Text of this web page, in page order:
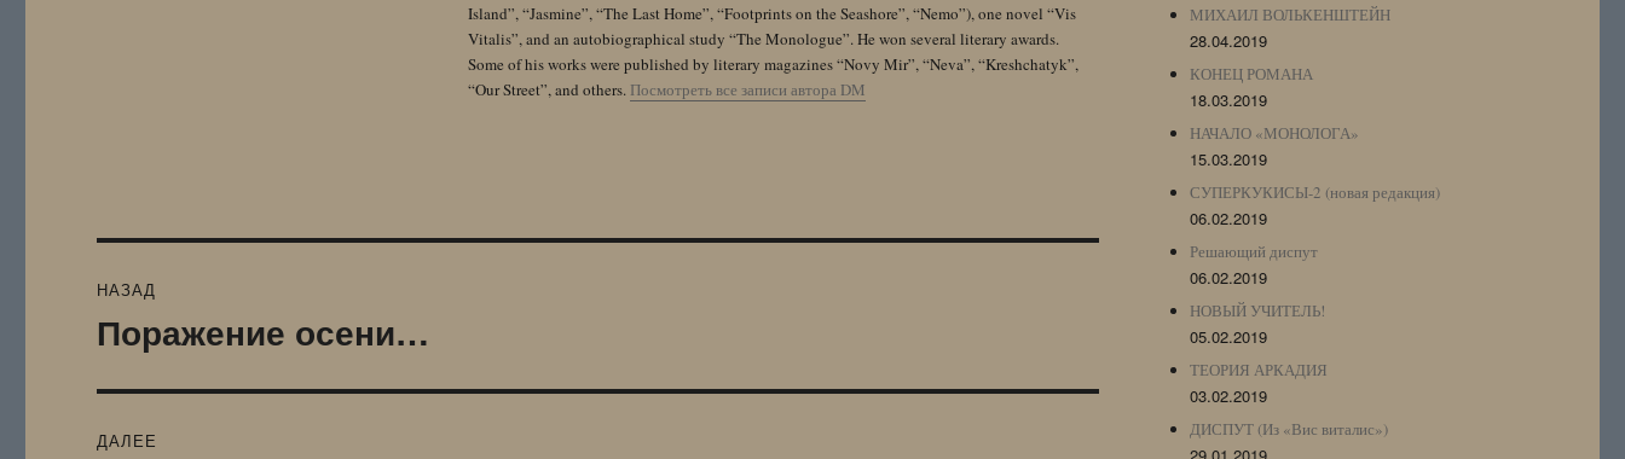
Island”, “Jasmine”, “The Last Home”, “Footprints on the Seashore”, “Nemo”), one novel “Vis
Vitalis”, and an autobiographical study “The Monologue”. He won several literary awards.
Some of his works were published by literary magazines “Novy Mir”, “Neva”, “Kreshchatyk”,
“Our Street”, and others. Посмотреть все записи автора DM
по
НАЗАД
Предыдущая
запись:
Поражение осени…
ДАЛЕЕ
МИХАИЛ ВОЛЬКЕНШТЕЙН
28.04.2019
КОНЕЦ РОМАНА
18.03.2019
НАЧАЛО «МОНОЛОГА»
15.03.2019
СУПЕРКУКИСЫ-2 (новая редакция)
06.02.2019
Решающий диспут
06.02.2019
НОВЫЙ УЧИТЕЛЬ!
05.02.2019
ТЕОРИЯ АРКАДИЯ
03.02.2019
ДИСПУТ (Из «Вис виталис»)